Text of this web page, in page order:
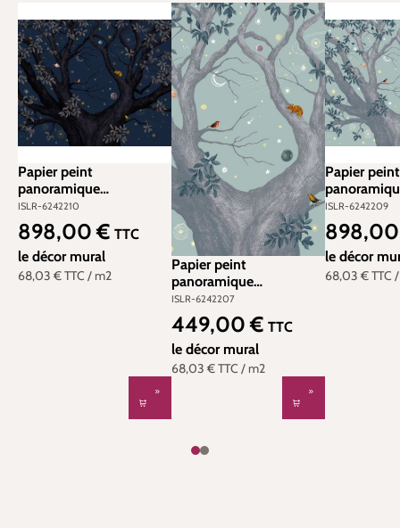
Papier peint
panoramique
Arbracadabra Nuit - 8
lés - Isidore Leroy
ISLR-6242210
68,03 €TTC / m2
Prix régulier :
898,00 € TTC
le décor mural
Papier peint
panoramique
Arbracadabra Jour - 4 lés
- Isidore Leroy
ISLR-6242207
68,03 €TTC / m2
Prix régulier :
449,00 € TTC
le décor mural
Papier peint
- Isidore
ISLR-6242209
68,03 €TTC
Prix
le décor